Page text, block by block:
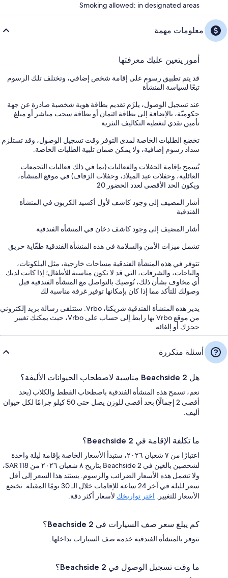
Smoking allowed: in designated areas
معلومات مهمة
أمور يتعين عليك معرفتها
قد يتم تطبيق رسوم على إقامة شخص إضافي، وتختلف تلك الرسوم
تبعًا لسياسة المنشأة
عند تسجيل الوصول، يلزَم تقديم بطاقة هوية شخصية صادرة عن جهة
حكوميّة، بالإضافة إلى بطاقة ائتمان أو بطاقة سحب مباشر أو مبلغ
تأمين نقدي لتغطية التكاليف النثرية
تخضع الطلبات الخاصة لمدى التوفر وقت تسجيل الوصول، وقد تستلزم
سداد رسوم إضافية، ولا يمكن ضمان تلبية الطلبات الخاصة.
يُسمح بإقامة الحفلات والفعاليات (بما في ذلك فعاليات التجمعات
العائلية، وحفلات عيد الميلاد، وحفلات الزفاف) في موقع المنشأة،
ويكون الحد الأقصى لعدد الحضور 20
أشار المضيف إلى وجود كاشف لأول أكسيد الكربون في المنشأة
الفندقية
أشار المضيف إلى وجود كاشف دخان في المنشأة الفندقية
تشمل ميزات الأمن والسلامة في هذه المنشأة الفندقية طفّاية حريق
تتوفر في هذه المنشأة الفندقية مساحات خارجية، مثل البلكونات،
والباحات، والشرفات، التي قد لا تكون مناسبة للأطفال؛ إذا كانت لديك
أي مخاوف بشأن ذلك، نُوصيك بالتواصل مع المنشأة الفندقية قبل
وصولك للتأكد مما إذا كان بإمكانها توفير غرفة مناسبة لك
يدير هذه المنشأة الفندقية شريكنا، Vrbo. ستتلقى رسالة بريد إلكتروني
من موقع Vrbo بها رابط إلى حساب على Vrbo، حيث يمكنك تغيير
حجزك أو إلغائه.
أسئلة متكررة
هل Beachside 2 مناسبة لاصطحاب الحيوانات الأليفة؟
نعم، تسمح هذه المنشأة الفندقية باصطحاب القطط والكلاب (بحد
أقصى 2 إجمالًا) بحد أقصى للوزن يصل حتى 50 كيلو جرامًا لكل حيوان
أليف.
ما تكلفة الإقامة في Beachside 2؟
اعتبارًا من ٧ شعبان ٢٠٢٦، ستبدأ الأسعار الخاصة بإقامة ليلة واحدة
لشخصين بالغين في Beachside 2 بتاريخ ٨ شعبان ٢٠٢٦ من SAR 118،
ولا تشمل هذه الأسعار الضرائب والرسوم. يستند هذا السعر إلى أقل
سعر لليلة في آخر 24 ساعة للإقامات خلال الـ 30 يومًا المقبلة. تخضع
الأسعار للتغيير. اختر تواريخك لأسعار أكثر دقة.
كم يبلغ سعر صف السيارات في Beachside 2؟
تتوفر بالمنشأة الفندقية خدمة صف السيارات بداخلها.
ما وقت تسجيل الوصول في Beachside 2؟